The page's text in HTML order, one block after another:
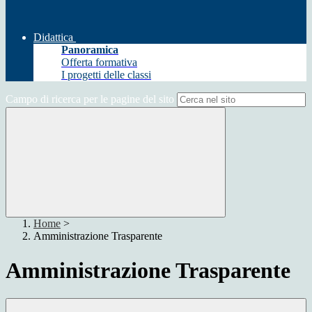
Didattica
Panoramica
Offerta formativa
I progetti delle classi
Campo di ricerca per le pagine del sito
Home >
Amministrazione Trasparente
Amministrazione Trasparente